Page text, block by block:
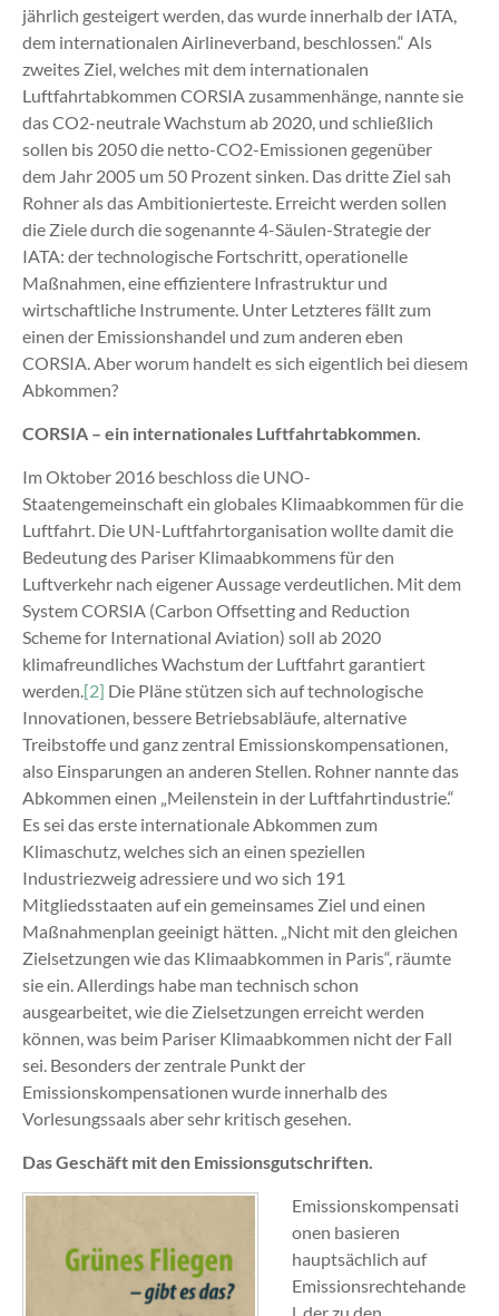
jährlich gesteigert werden, das wurde innerhalb der IATA,
dem internationalen Airlineverband, beschlossen.“ Als
zweites Ziel, welches mit dem internationalen
Luftfahrtabkommen CORSIA zusammenhänge, nannte sie
das CO2-neutrale Wachstum ab 2020, und schließlich
sollen bis 2050 die netto-CO2-Emissionen gegenüber
dem Jahr 2005 um 50 Prozent sinken. Das dritte Ziel sah
Rohner als das Ambitionierteste. Erreicht werden sollen
die Ziele durch die sogenannte 4-Säulen-Strategie der
IATA: der technologische Fortschritt, operationelle
Maßnahmen, eine effizientere Infrastruktur und
wirtschaftliche Instrumente. Unter Letzteres fällt zum
einen der Emissionshandel und zum anderen eben
CORSIA. Aber worum handelt es sich eigentlich bei diesem
Abkommen?
CORSIA – ein internationales Luftfahrtabkommen.
Im Oktober 2016 beschloss die UNO-
Staatengemeinschaft ein globales Klimaabkommen für die
Luftfahrt. Die UN-Luftfahrtorganisation wollte damit die
Bedeutung des Pariser Klimaabkommens für den
Luftverkehr nach eigener Aussage verdeutlichen. Mit dem
System CORSIA (Carbon Offsetting and Reduction
Scheme for International Aviation) soll ab 2020
klimafreundliches Wachstum der Luftfahrt garantiert
werden.[2] Die Pläne stützen sich auf technologische
Innovationen, bessere Betriebsabläufe, alternative
Treibstoffe und ganz zentral Emissionskompensationen,
also Einsparungen an anderen Stellen. Rohner nannte das
Abkommen einen „Meilenstein in der Luftfahrtindustrie.“
Es sei das erste internationale Abkommen zum
Klimaschutz, welches sich an einen speziellen
Industriezweig adressiere und wo sich 191
Mitgliedsstaaten auf ein gemeinsames Ziel und einen
Maßnahmenplan geeinigt hätten. „Nicht mit den gleichen
Zielsetzungen wie das Klimaabkommen in Paris“, räumte
sie ein. Allerdings habe man technisch schon
ausgearbeitet, wie die Zielsetzungen erreicht werden
können, was beim Pariser Klimaabkommen nicht der Fall
sei. Besonders der zentrale Punkt der
Emissionskompensationen wurde innerhalb des
Vorlesungssaals aber sehr kritisch gesehen.
Das Geschäft mit den Emissionsgutschriften.
Emissionskompensati
onen basieren
hauptsächlich auf
Emissionsrechtehande